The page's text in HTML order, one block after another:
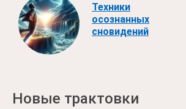
Техники
осознанных
сновидений
Новые трактовки